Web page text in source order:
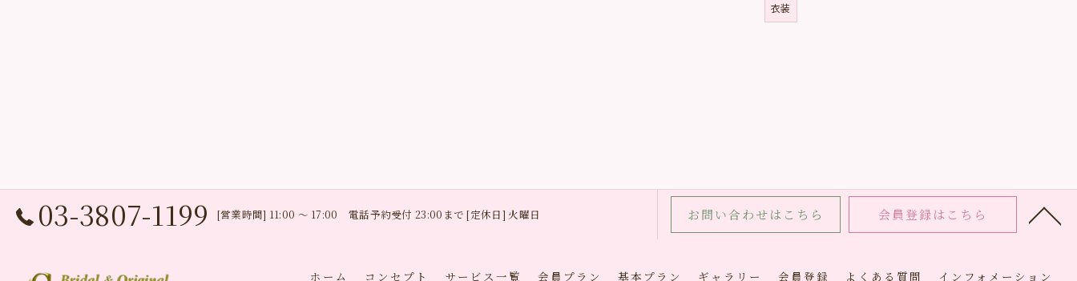
衣装
03-3807-1199 [営業時間] 11:00 〜 17:00 電話予約受付 23:00まで [定休日] 火曜日 お問い合わせはこちら 会員登録はこちら
ホーム コンセプト サービス一覧 会員プラン 基本プラン ギャラリー 会員登録 よくある質問 インフォメーション